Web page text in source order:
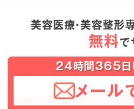
美容医療・美容整形
無料で
24時間365日
メール